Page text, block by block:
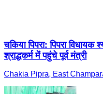
चकिया पिपरा: पिपरा
श्राद्धकर्म में पहुंचे पूर्व मंत्री
Chakia Pipra, East